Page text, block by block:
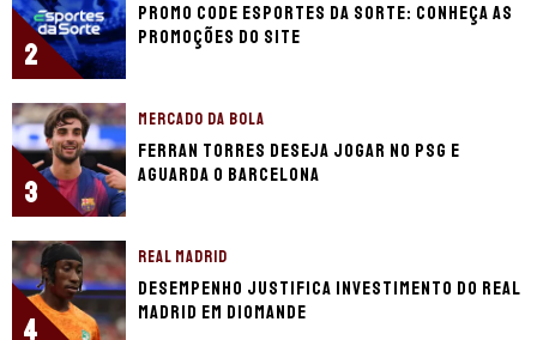
2
Promo code Esportes da Sorte: conheça as
promoções do site
3
MERCADO DA BOLA
Ferran Torres deseja jogar no PSG e
aguarda o Barcelona
4
REAL MADRID
Desempenho justifica investimento do Real
Madrid em Diomande